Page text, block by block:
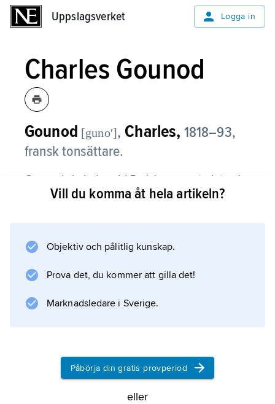
Uppslagsverket Logga in
Charles Gounod
Gounod [gunoʹ], Charles, 1818–93,
fransk tonsättare.
Gounod skolades vid Pariskonservatoriet och
fick tidigt intresse för 1500-talets kyrkomusik.
sidan av hans musikerskap, den andra var
framgångsrika operor hör
Mireille
(1864),
Litteraturanvisning
Vill du komma åt hela artikeln?
Objektiv och pålitlig kunskap.
Prova det, du kommer att gilla det!
Marknadsledare i Sverige.
Påbörja din gratis provperiod
eller